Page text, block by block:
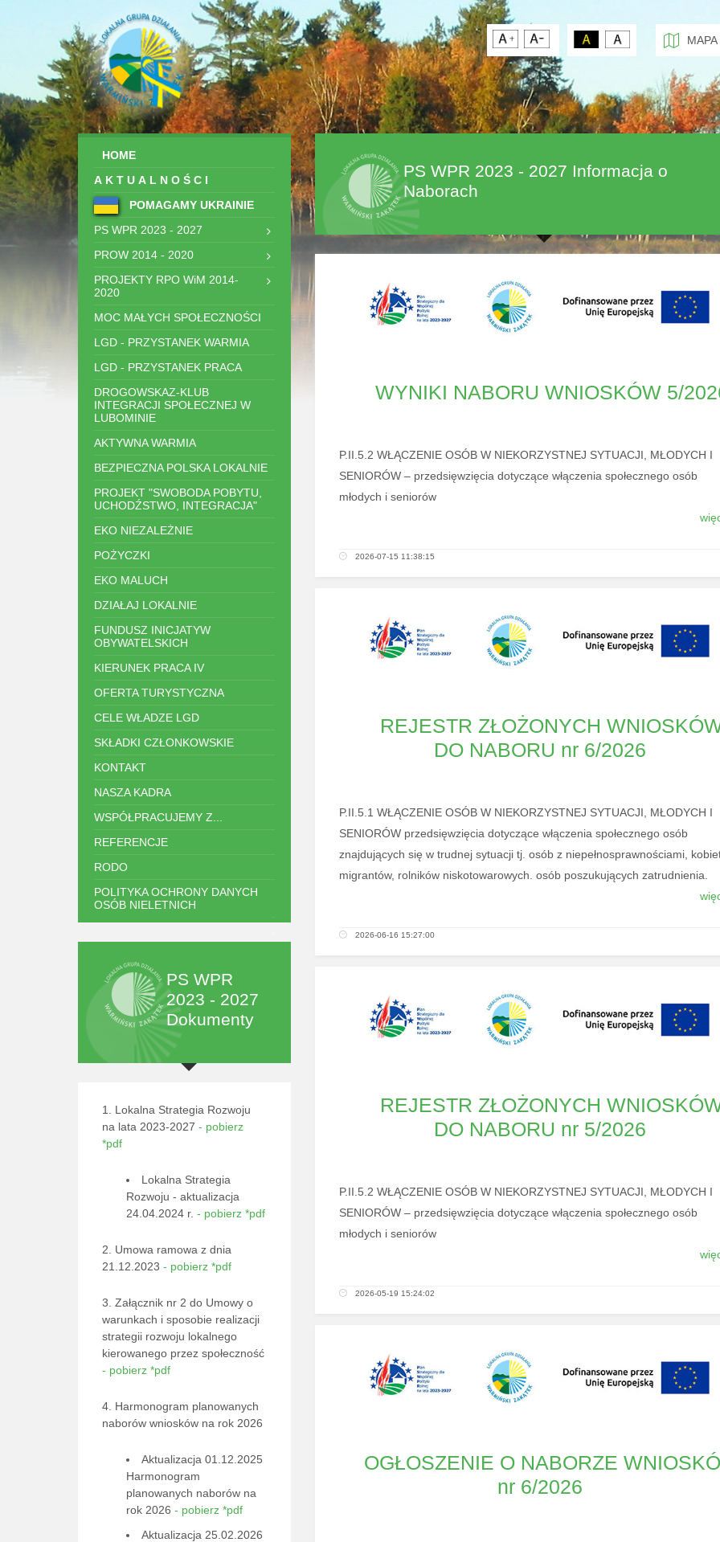
MAPA
PS WPR 2023 - 2027 Informacja o
Naborach
WYNIKI NABORU WNIOSKÓW 5/
P.II.5.2 WŁĄCZENIE OSÓB W NIEKORZYSTNEJ SYTUACJI, MŁODYCH I
SENIORÓW – przedsięwzięcia dotyczące włączenia społecznego osób
młodych i seniorów
2026-07-15 11:38:15
REJESTR ZŁOŻONYCH
DO NABORU nr 6/2026
P.II.5.1 WŁĄCZENIE OSÓB W NIEKORZYSTNEJ SYTUACJI, MŁODYCH I
SENIORÓW przedsięwzięcia dotyczące włączenia społecznego osób
znajdujących się w trudnej sytuacji tj. osób z niepełnosprawnościami,
migrantów, rolników niskotowarowych. osób poszukujących zatrudnienia.
2026-06-16 15:27:00
REJESTR ZŁOŻONYCH
DO NABORU nr 5/2026
P.II.5.2 WŁĄCZENIE OSÓB W NIEKORZYSTNEJ SYTUACJI, MŁODYCH I
SENIORÓW – przedsięwzięcia dotyczące włączenia społecznego osób
młodych i seniorów
2026-05-19 15:24:02
OGŁOSZENIE O NABORZE
nr 6/2026
HOME
AKTUALNOŚCI
POMAGAMY UKRAINIE
PS WPR 2023 - 2027
PROW 2014 - 2020
PROJEKTY RPO WiM 2014-
2020
MOC MAŁYCH SPOŁECZNOŚCI
LGD - PRZYSTANEK WARMIA
LGD - PRZYSTANEK PRACA
DROGOWSKAZ-KLUB
INTEGRACJI SPOŁECZNEJ W
LUBOMINIE
AKTYWNA WARMIA
BEZPIECZNA POLSKA LOKALNIE
PROJEKT "SWOBODA POBYTU,
UCHODŹSTWO, INTEGRACJA"
EKO NIEZALEŻNIE
POŻYCZKI
EKO MALUCH
DZIAŁAJ LOKALNIE
FUNDUSZ INICJATYW
OBYWATELSKICH
KIERUNEK PRACA IV
OFERTA TURYSTYCZNA
CELE WŁADZE LGD
SKŁADKI CZŁONKOWSKIE
KONTAKT
NASZA KADRA
WSPÓŁPRACUJEMY Z...
REFERENCJE
RODO
POLITYKA OCHRONY DANYCH
OSÓB NIELETNICH
PS WPR
2023 - 2027
Dokumenty
1. Lokalna Strategia Rozwoju
na lata 2023-2027- pobierz
*pdf
Lokalna Strategia
Rozwoju - aktualizacja
24.04.2024 r.- pobierz *pdf
2. Umowa ramowa z dnia
21.12.2023- pobierz *pdf
3. Załącznik nr 2 do Umowy o
warunkach i sposobie realizacji
strategii rozwoju lokalnego
kierowanego przez społeczność
- pobierz *pdf
4. Harmonogram planowanych
naborów wniosków na rok 2026
Aktualizacja 01.12.2025
Harmonogram
planowanych naborów na
rok 2026- pobierz *pdf
Aktualizacja 25.02.2026